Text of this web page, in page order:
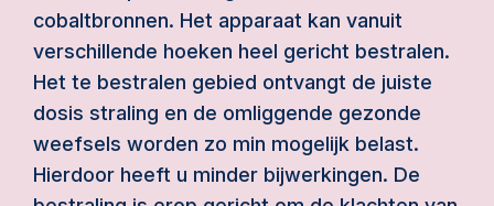
cobaltbronnen. Het apparaat kan vanuit
verschillende hoeken heel gericht bestralen.
Het te bestralen gebied ontvangt de juiste
dosis straling en de omliggende gezonde
weefsels worden zo min mogelijk belast.
Hierdoor heeft u minder bijwerkingen. De